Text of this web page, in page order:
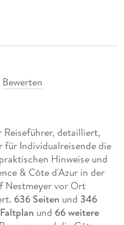
Bewerten
detailliert,
Individualreisende die
Hinweise und
& Côte d'Azur in der
Nestmeyer vor Ort
636 Seiten und 346
Faltplan und 66 weitere